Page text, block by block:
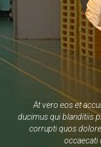
At vero eos et
ducimus qui blanditiis
corrupti quos
occaecati